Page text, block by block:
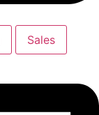
Sales